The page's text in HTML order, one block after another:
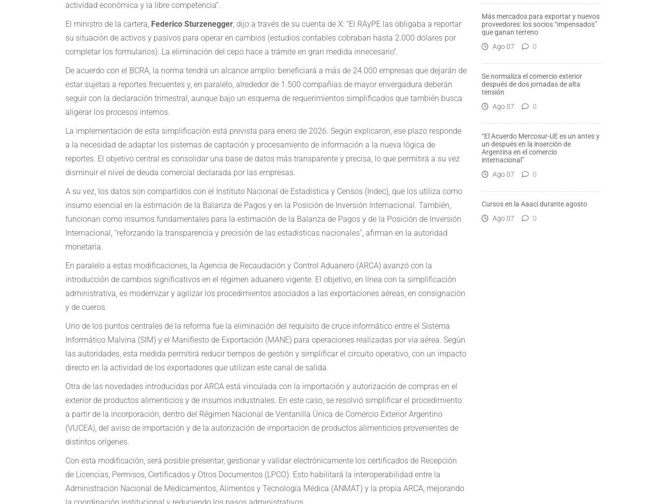
actividad económica y la libre competencia”.
El ministro de la cartera, Federico Sturzenegger, dijo a través de su cuenta de X: “El RAyPE las obligaba a reportar
su situación de activos y pasivos para operar en cambios (estudios contables cobraban hasta 2.000 dólares por
completar los formularios). La eliminación del cepo hace a trámite en gran medida innecesario”.
De acuerdo con el BCRA, la norma tendrá un alcance amplio: beneficiará a más de 24.000 empresas que dejarán de
estar sujetas a reportes frecuentes y, en paralelo, alrededor de 1.500 compañías de mayor envergadura deberán
seguir con la declaración trimestral, aunque bajo un esquema de requerimientos simplificados que también busca
aligerar los procesos internos.
La implementación de esta simplificación está prevista para enero de 2026. Según explicaron, ese plazo responde
a la necesidad de adaptar los sistemas de captación y procesamiento de información a la nueva lógica de
reportes. El objetivo central es consolidar una base de datos más transparente y precisa, lo que permitirá a su vez
disminuir el nivel de deuda comercial declarada por las empresas.
A su vez, los datos son compartidos con el Instituto Nacional de Estadística y Censos (Indec), que los utiliza como
insumo esencial en la estimación de la Balanza de Pagos y en la Posición de Inversión Internacional. También,
funcionan como insumos fundamentales para la estimación de la Balanza de Pagos y de la Posición de Inversión
Internacional, “reforzando la transparencia y precisión de las estadísticas nacionales”, afirman en la autoridad
monetaria.
En paralelo a estas modificaciones, la Agencia de Recaudación y Control Aduanero (ARCA) avanzó con la
introducción de cambios significativos en el régimen aduanero vigente. El objetivo, en línea con la simplificación
administrativa, es modernizar y agilizar los procedimientos asociados a las exportaciones aéreas, en consignación
y de cueros.
Uno de los puntos centrales de la reforma fue la eliminación del requisito de cruce informático entre el Sistema
Informático Malvina (SIM) y el Manifiesto de Exportación (MANE) para operaciones realizadas por vía aérea. Según
las autoridades, esta medida permitirá reducir tiempos de gestión y simplificar el circuito operativo, con un impacto
directo en la actividad de los exportadores que utilizan este canal de salida.
Otra de las novedades introducidas por ARCA está vinculada con la importación y autorización de compras en el
exterior de productos alimenticios y de insumos industriales. En este caso, se resolvió simplificar el procedimiento
a partir de la incorporación, dentro del Régimen Nacional de Ventanilla Única de Comercio Exterior Argentino
(VUCEA), del aviso de importación y de la autorización de importación de productos alimenticios provenientes de
distintos orígenes.
Con esta modificación, será posible presentar, gestionar y validar electrónicamente los certificados de Recepción
de Licencias, Permisos, Certificados y Otros Documentos (LPCO). Esto habilitará la interoperabilidad entre la
Administración Nacional de Medicamentos, Alimentos y Tecnología Médica (ANMAT) y la propia ARCA, mejorando
Más mercados para exportar y nuevos
proveedores: los socios “impensados”
que ganan terreno
Ago 07
0
Se normaliza el comercio exterior
después de dos jornadas de alta
tensión
Ago 07
0
“El Acuerdo Mercosur-UE es un antes y
un después en la inserción de
Argentina en el comercio
internacional”
Ago 07
0
Cursos en la Aaaci durante agosto
Ago 07
0